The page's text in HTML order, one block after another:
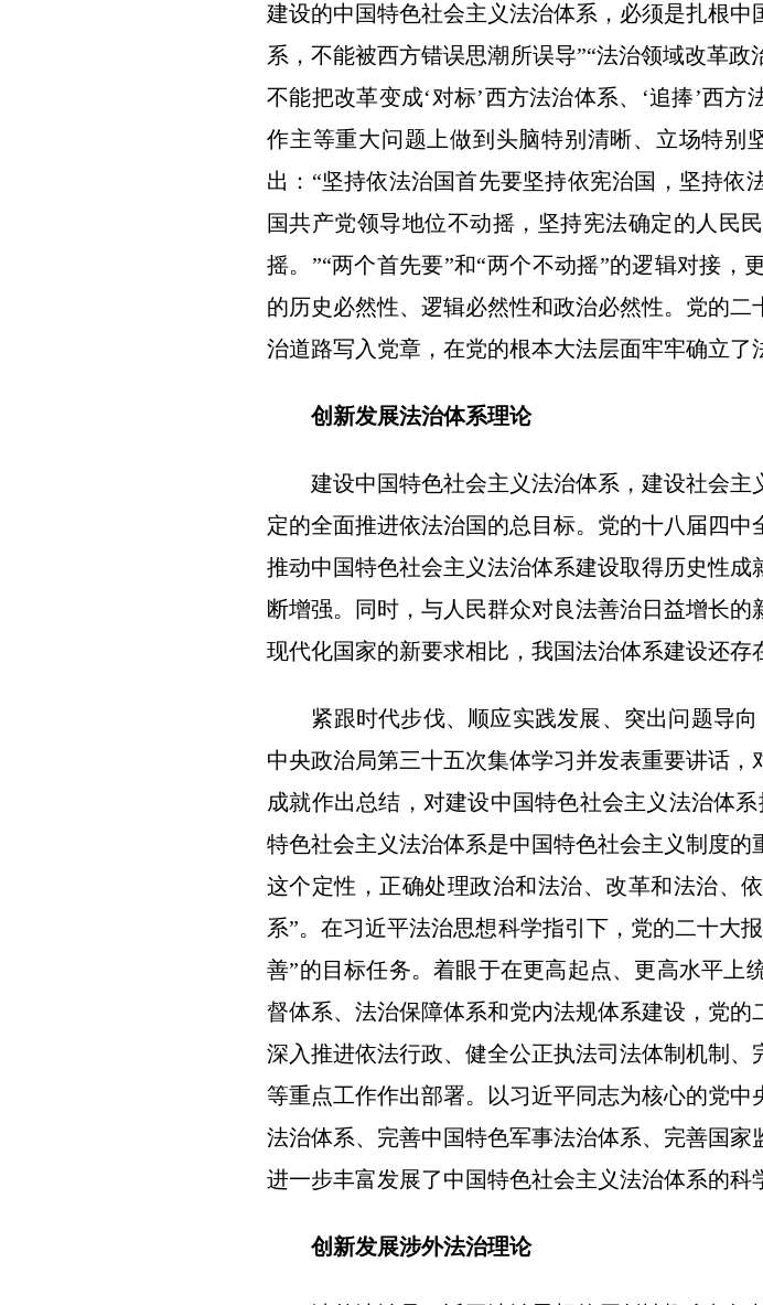
建设的中国特色社会主义法治体系，必须是扎根
系，不能被西方错误思潮所误导”“法治领域改革
不能把改革变成‘对标’西方法治体系、‘追捧’西
作主等重大问题上做到头脑特别清晰、立场特别
出：“坚持依法治国首先要坚持依宪治国，坚持依
国共产党领导地位不动摇，坚持宪法确定的人民
摇。”“两个首先要”和“两个不动摇”的逻辑对接
的历史必然性、逻辑必然性和政治必然性。党的
治道路写入党章，在党的根本大法层面牢牢确立了
创新发展法治体系理论
建设中国特色社会主义法治体系，建设社会主
定的全面推进依法治国的总目标。党的十八届四
推动中国特色社会主义法治体系建设取得历史性
断增强。同时，与人民群众对良法善治日益增长
现代化国家的新要求相比，我国法治体系建设还存
紧跟时代步伐、顺应实践发展、突出问题导向
中央政治局第三十五次集体学习并发表重要讲话
成就作出总结，对建设中国特色社会主义法治体
特色社会主义法治体系是中国特色社会主义制度
这个定性，正确处理政治和法治、改革和法治、
系”。在习近平法治思想科学指引下，党的二十大
善”的目标任务。着眼于在更高起点、更高水平上
督体系、法治保障体系和党内法规体系建设，党的
深入推进依法行政、健全公正执法司法体制机制
等重点工作作出部署。以习近平同志为核心的党
法治体系、完善中国特色军事法治体系、完善国家
进一步丰富发展了中国特色社会主义法治体系的科
创新发展涉外法治理论